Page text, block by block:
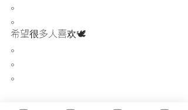
。
。
希望很多人喜欢🕊️
。
。
。